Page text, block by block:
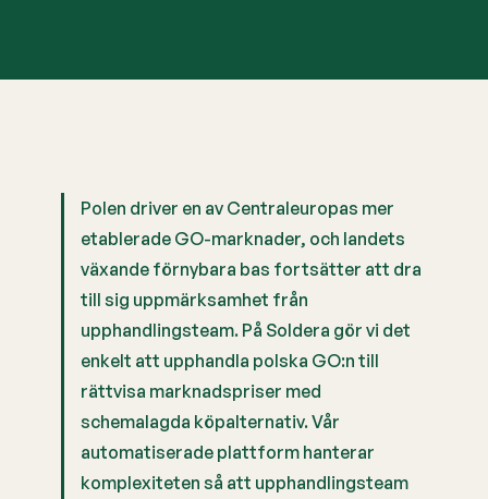
Polen driver en av Centraleuropas mer
etablerade GO-marknader, och landets
växande förnybara bas fortsätter att dra
till sig uppmärksamhet från
upphandlingsteam. På Soldera gör vi det
enkelt att upphandla polska GO:n till
rättvisa marknadspriser med
schemalagda köpalternativ. Vår
automatiserade plattform hanterar
komplexiteten så att upphandlingsteam